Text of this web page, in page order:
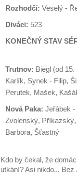
Rozhodčí: Veselý -
Diváci: 523
KONEČNÝ STAV
Trutnov: Biegl (od
Karlík, Synek - Filip,
Perutek, Mašek,
Nová Paka: Jeřábek -
Zvolenský, Příkazský,
Barbora, Šťastný
Kdo by čekal, že
utkání? Asi nikdo...